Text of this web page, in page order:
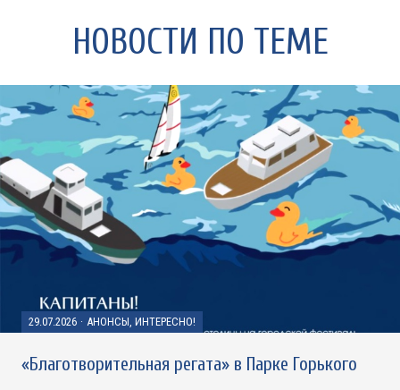
НОВОСТИ ПО ТЕМЕ
29.07.2026 · АНОНСЫ, ИНТЕРЕСНО!
«Благотворительная регата» в Парке Горького